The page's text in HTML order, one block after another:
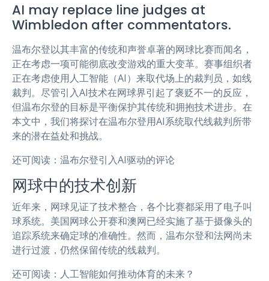
r
e
e
b
o
k
t
t
e
i
l
e
g
r
m
t
s
A
p
s
e
n
e
r
a
o
AI may replace line judges at
Wimbledon after commentators.
温布尔登以其丰富的传统和声誉卓著的网球比赛而闻名，
正在考虑一项可能彻底改变游戏的重大变革。赛事组织者
正在考虑使用人工智能（AI）来取代场上的裁判员，如线
裁判。尽管引入AI技术在网球界引起了褒贬不一的反应，
但温布尔登的目标是平衡保护其传统和拥抱技术进步。在
本文中，我们将探讨在温布尔登用AI系统取代线裁判所带
来的潜在益处和挑战。
还可阅读：温布尔登引入AI驱动的评论
网球中的技术创新
近年来，网球见证了技术整合，各个比赛都采用了电子叫
球系统。美国网球公开赛和澳网已经实施了基于摄像头的
追踪系统来确定球的准确性。然而，温布尔登和法网尚未
进行过渡，仍然保留传统的线裁判。
还可阅读：人工智能如何推动体育的未来？